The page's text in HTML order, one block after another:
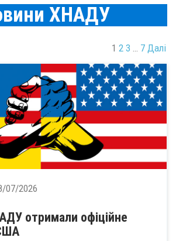
ХНАДУ
1 2 3 … 7 Далі
07/2026
отримали офіційне